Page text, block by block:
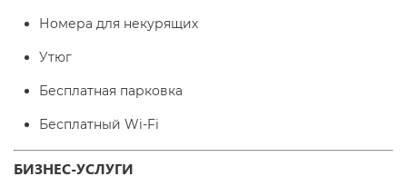
Номера для некурящих
Утюг
Бесплатная парковка
Бесплатный Wi-Fі
БИЗНЕС-УСЛУГИ